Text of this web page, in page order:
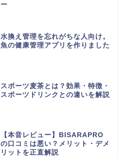
ー
水換え管理を忘れがちな人向け。
魚の健康管理アプリを作りました
スポーツ麦茶とは？効果・特徴・
スポーツドリンクとの違いを解説
【本音レビュー】BISARAPRO
の口コミは悪い？メリット・デメ
リットを正直解説